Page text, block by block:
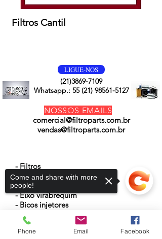
Filtros Cantil
LIGUE-NOS
(21)3869-7109
Whatsapp.: 55 (21) 98561-5127
NOSSOS EMAILS
comercial@filtroparts.com.br
vendas@filtroparts.com.br
- Filtros
- Turbinas
- Cabeçotes
- Eixo virabrequim
- Bicos injetores
- Modulo eletrônico
- Atuador hidráulico
- Anéis de vedação
Phone Email Facebook
Come and share with more
people!